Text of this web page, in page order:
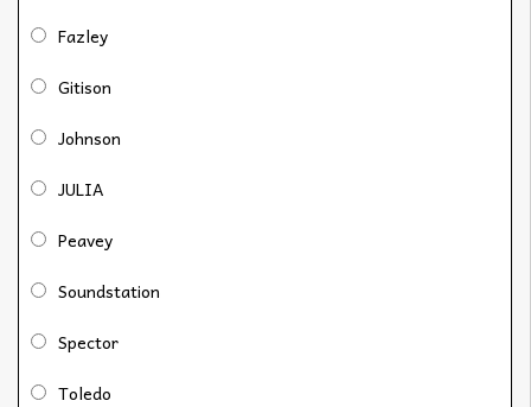
Fazley
Gitison
Johnson
JULIA
Peavey
Soundstation
Spector
Toledo